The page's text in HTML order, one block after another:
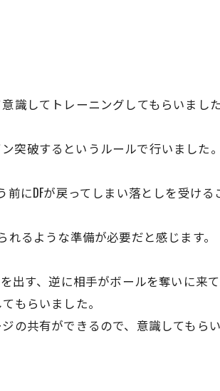
識してトレーニングしてもらいました
突破するというルールで行いました。
にDFが戻ってしまい落としを受ける
るような準備が必要だと感じます。
出す、逆に相手がボールを奪いに来
もらいました。
の共有ができるので、意識してもら